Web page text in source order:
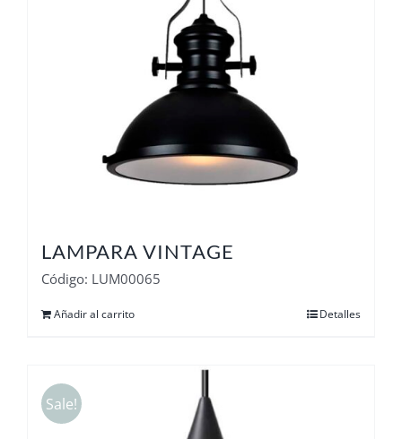
LAMPARA VINTAGE
Código: LUM00065
Añadir al carrito Detalles
Sale!